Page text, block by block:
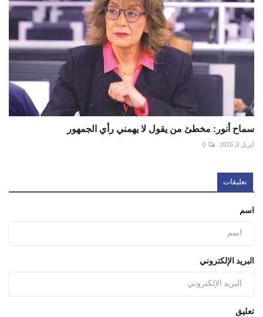
سماح أنور: مخطئ من يقول لا يهمني رأي الجمهور
أبريل 9, 2026 0
تعليقات
اسم
البريد الإلكتروني
تعليق